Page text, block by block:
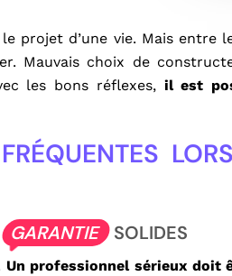
projet d’une vie. Mais entre
Mauvais choix de
les bons réflexes, il est
GARANTIE SOLIDES
Un professionnel sérieux doit